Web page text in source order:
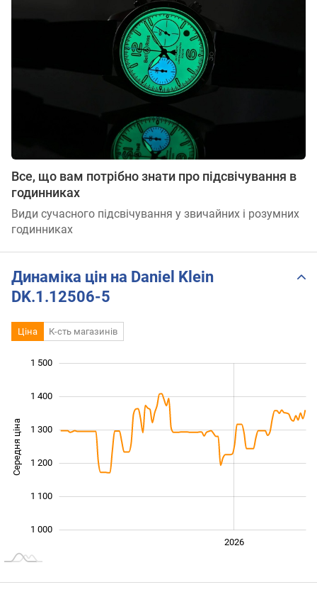
Все, що вам потрібно знати про підсвічування в
годинниках
Види сучасного підсвічування у звичайних і розумних
годинниках
Динаміка цін на Daniel Klein
DK.1.12506-5
Ціна К-сть магазинів
Середня ціна
1 000
1 100
1 200
1 300
1 500
1 400
2026